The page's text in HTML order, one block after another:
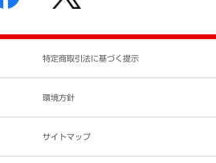
求の手続きについて
特定商取引法に基づく提示
環境方針
サイトマップ